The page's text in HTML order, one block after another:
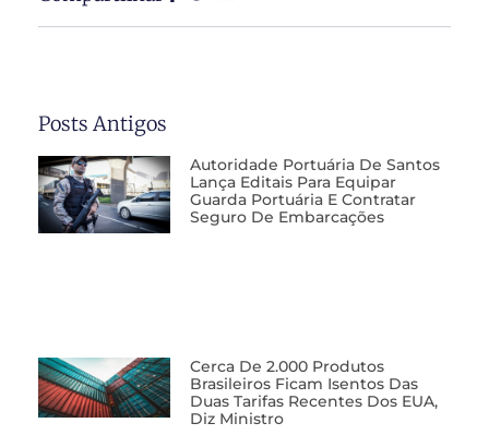
Posts Antigos
Autoridade Portuária De Santos
Lança Editais Para Equipar
Guarda Portuária E Contratar
Seguro De Embarcações
Cerca De 2.000 Produtos
Brasileiros Ficam Isentos Das
Duas Tarifas Recentes Dos EUA,
Diz Ministro